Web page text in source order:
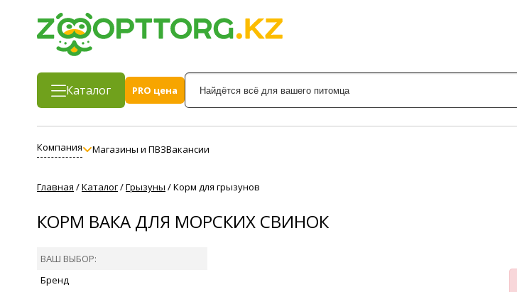
Каталог
PRO цена
Компания Магазины и ПВЗВакансии
Главная /Каталог/Грызуны /Корм для грызунов
КОРМ ВАКА ДЛЯ МОРСКИХ СВИНОК
ВАШ ВЫБОР:
Бренд